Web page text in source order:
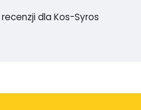
dla Kos-Syros